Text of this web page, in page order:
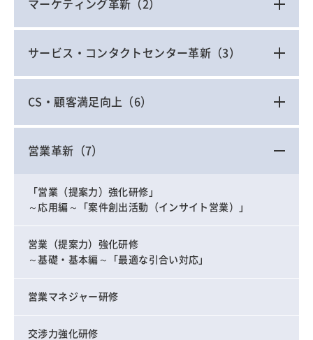
マーケティング革新 （2）
サービス・コンタクトセンター革新 （3）
CS・顧客満足向上 （6）
営業革新 （7）
「営業（提案力）強化研修」
～応用編～「案件創出活動（インサイト営業）」
営業（提案力）強化研修
～基礎・基本編～「最適な引合い対応」
営業マネジャー研修
交渉力強化研修